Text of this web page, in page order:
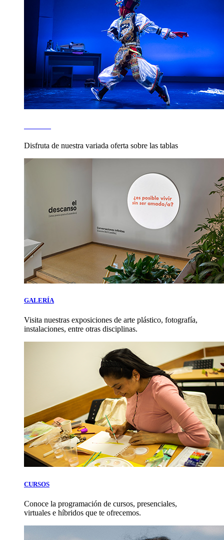
Disfruta de nuestra variada oferta sobre las tablas
GALERÍA
Visita nuestras exposiciones de arte plástico, fotografía,
instalaciones, entre otras disciplinas.
CURSOS
Conoce la programación de cursos, presenciales,
virtuales e híbridos que te ofrecemos.